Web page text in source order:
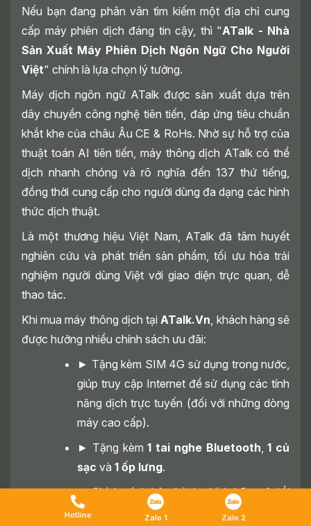
Nếu bạn đang phân vân tìm kiếm một địa chỉ cung
cấp máy phiên dịch đáng tin cậy, thì "ATalk - Nhà
Sản Xuất Máy Phiên Dịch Ngôn Ngữ Cho Người
Việt" chính là lựa chọn lý tưởng.
Máy dịch ngôn ngữ ATalk được sản xuất dựa trên
dây chuyền công nghệ tiên tiến, đáp ứng tiêu chuẩn
khắt khe của châu Âu CE & RoHs. Nhờ sự hỗ trợ của
thuật toán AI tiên tiến, máy thông dịch ATalk có thể
dịch nhanh chóng và rõ nghĩa đến 137 thứ tiếng,
đồng thời cung cấp cho người dùng đa dạng các hình
thức dịch thuật.
Là một thương hiệu Việt Nam, ATalk đã tâm huyết
nghiên cứu và phát triển sản phẩm, tối ưu hóa trải
nghiệm người dùng Việt với giao diện trực quan, dễ
thao tác.
Khi mua máy thông dịch tại ATalk.Vn , khách hàng sẽ
được hưởng nhiều chính sách ưu đãi:
► Tặng kèm SIM 4G sử dụng trong nước,
giúp truy cập Internet để sử dụng các tính
năng dịch trực tuyến (đối với những dòng
máy cao cấp).
► Tặng kèm1 tai nghe Bluetooth ,1 củ
sạc và 1 ốp lưng.
►Chính sách bảo hành chính hãng: 1 đổi
1 trong vòng 12 tháng nếu phát sinh lỗi kỹ
Hotline Zalo 1 Zalo 2